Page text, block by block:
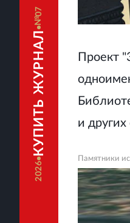
2026
КУПИТЬ ЖУРНАЛ
07
Проект
и
Памятники